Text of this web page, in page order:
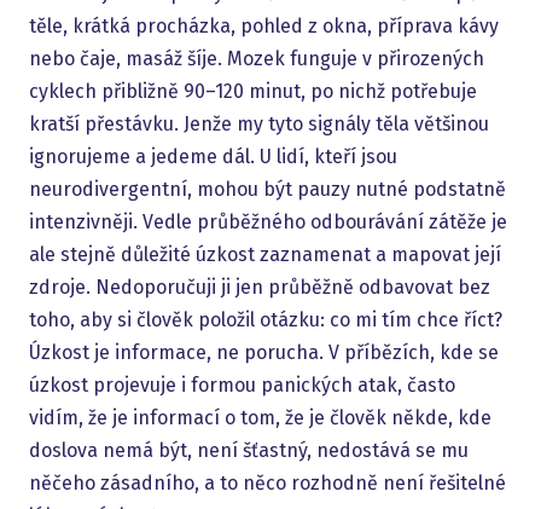
těle, krátká procházka, pohled z okna, příprava kávy
nebo čaje, masáž šíje. Mozek funguje v přirozených
cyklech přibližně 90–120 minut, po nichž potřebuje
kratší přestávku. Jenže my tyto signály těla většinou
ignorujeme a jedeme dál. U lidí, kteří jsou
neurodivergentní, mohou být pauzy nutné podstatně
intenzivněji. Vedle průběžného odbourávání zátěže je
ale stejně důležité úzkost zaznamenat a mapovat její
zdroje. Nedoporučuji ji jen průběžně odbavovat bez
toho, aby si člověk položil otázku: co mi tím chce říct?
Úzkost je informace, ne porucha. V příbězích, kde se
úzkost projevuje i formou panických atak, často
vidím, že je informací o tom, že je člověk někde, kde
doslova nemá být, není šťastný, nedostává se mu
něčeho zásadního, a to něco rozhodně není řešitelné